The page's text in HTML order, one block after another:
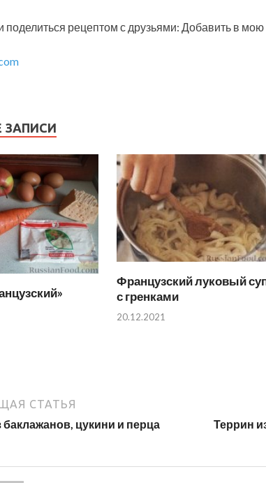
поделиться рецептом с друзьями: Добавить в
ЗАПИСИ
Французский луковый
с гренками
20.12.2021
СТАТЬЯ
баклажанов, цукини и перца Террин